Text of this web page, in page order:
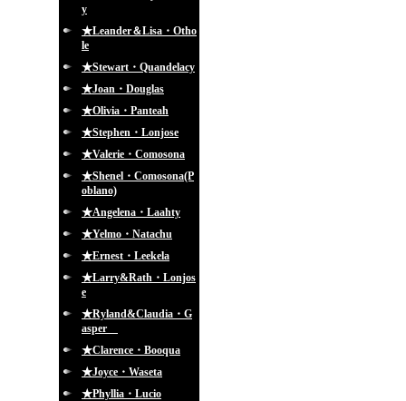
y
★Leander＆Lisa・Otho
le
★Stewart・Quandelacy
★Joan・Douglas
★Olivia・Panteah
★Stephen・Lonjose
★Valerie・Comosona
★Shenel・Comosona(P
oblano)
★Angelena・Laahty
★Yelmo・Natachu
★Ernest・Leekela
★Larry&Rath・Lonjos
e
★Ryland&Claudia・G
asper
★Clarence・Booqua
★Joyce・Waseta
★Phyllia・Lucio